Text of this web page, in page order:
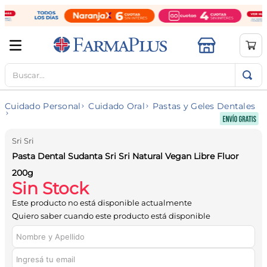
Buscar...
Cuidado Personal Cuidado Oral Pastas y Geles Dentales
Sri Sri
Pasta Dental Sudanta Sri Sri Natural Vegan Libre Fluor
200g
Sin Stock
Este producto no está disponible actualmente
Quiero saber cuando este producto está disponible
TÉRMINOS MÁS BUSCADOS
1.
mela b3
2.
cerave limpieza
4.
loreal
5.
shampoo
6.
proteina
7.
ibuprofeno
.
contorno ojos
.
magnesio